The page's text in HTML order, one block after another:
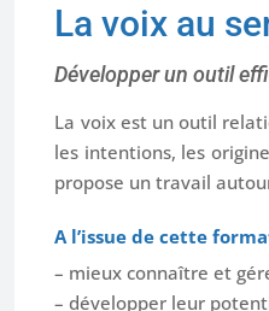
La voix au
Développer un outil
La voix est un outil
les intentions, les
propose un travail
A l’issue de cette
– mieux connaître et
– développer leur